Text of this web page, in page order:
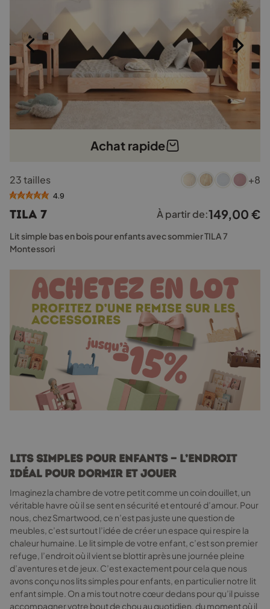
Achat rapide
produit
a
variations.
Les
options
être
choisies
page
du
produit
23 tailles +8
4.9
TILA 7 À partir de:149,00 €
Lit simple bas en bois pour enfants avec sommier TILA 7
Montessori
Lits simples pour enfants — L’endroit
idéal pour dormir et jouer
Imaginez la chambre de votre petit comme un coin douillet, un
véritable havre où il se sent en sécurité et entouré d’amour. Pour
nous, chez Smartwood, ce n’est pas juste une question de
meubles, c’est surtout l’idée de créer un espace qui respire la
chaleur humaine. Le lit simple de votre enfant, c’est son premier
refuge, l’endroit où il vient se blottir après une journée pleine
d’aventures et de jeux. C’est exactement pour cela que nous
avons conçu nos lits simples pour enfants, en particulier notre lit
enfant simple. On a mis tout notre cœur dedans pour qu’il puisse
accompagner votre bout de chou au quotidien, du moment où il